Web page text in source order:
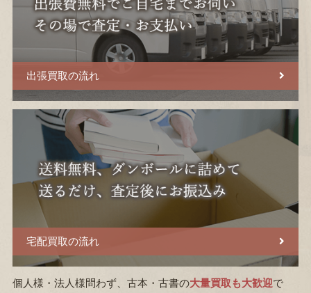
出張買取の流れ
宅配買取の流れ
個人様・法人様問わず、古本・古書の大量買取も大歓迎で